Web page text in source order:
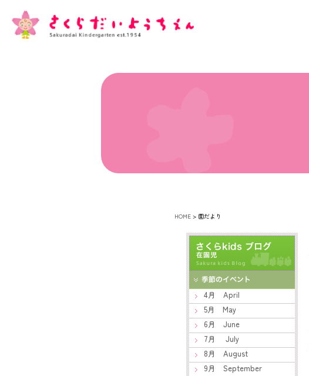
HOME > 園だより
4月 April
5月 May
6月 June
7月 July
8月 August
9月 September